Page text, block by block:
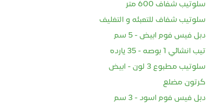
سلوتيب شفاف 600 متر
سلوتيب شفاف للتعبئه و التغليف
دبل فيس فوم ابيض - 5 سم
تيب انشائي 1 بوصه - 35 يارده
سلوتيب مطبوع 3 لون - ابيض
كرتون مضلع
دبل فيس فوم اسود - 3 سم